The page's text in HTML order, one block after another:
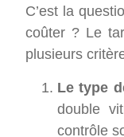
C’est la
coûter ? Le
plusieurs
Le type
double
contrôle